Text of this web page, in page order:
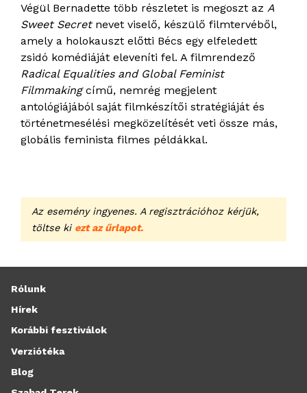
Végül Bernadette több részletet is megoszt az A
Sweet Secretnevet viselő, készülő filmtervéből,
amely a holokauszt előtti Bécs egy elfeledett
zsidó komédiáját eleveníti fel. A filmrendező
Radical Equalities and Global Feminist
Filmmakingcímű, nemrég megjelent
antológiájából saját filmkészítői stratégiáját és
történetmesélési megközelítését veti össze más,
globális feminista filmes példákkal.
Az esemény ingyenes. A regisztrációhoz kérjük,
töltse ki ezt az űrlapot.
Rólunk
Hírek
Korábbi fesztiválok
Verziótéka
Blog